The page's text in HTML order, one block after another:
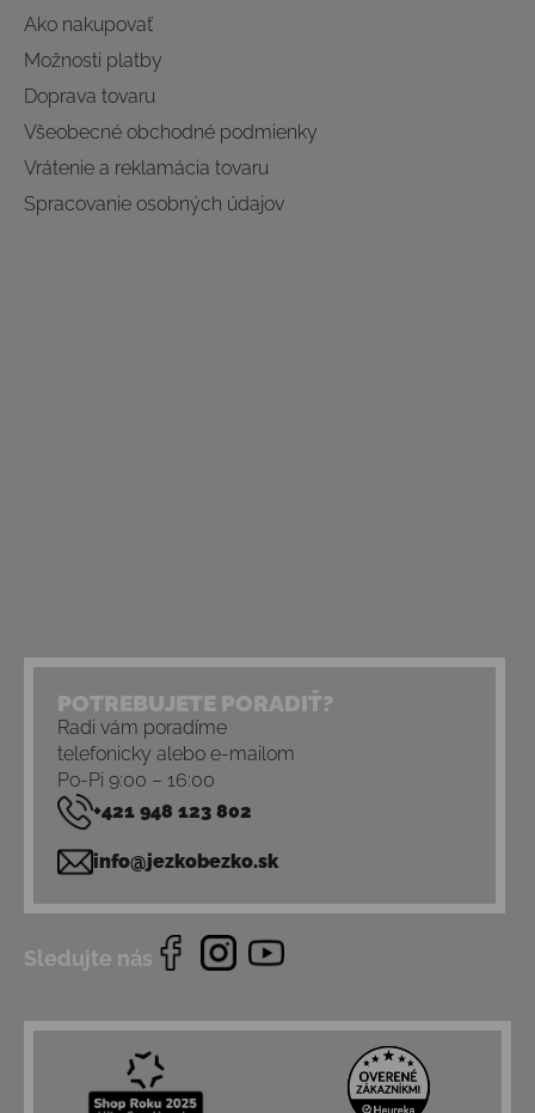
Ako nakupovať
Možnosti platby
Doprava tovaru
Všeobecné obchodné podmienky
Vrátenie a reklamácia tovaru
Spracovanie osobných údajov
POTREBUJETE PORADIŤ?
Radi vám poradíme
telefonicky alebo e-mailom
Po-Pi 9:00 – 16:00
+421 948 123 802
info@jezkobezko.sk
Sledujte nás